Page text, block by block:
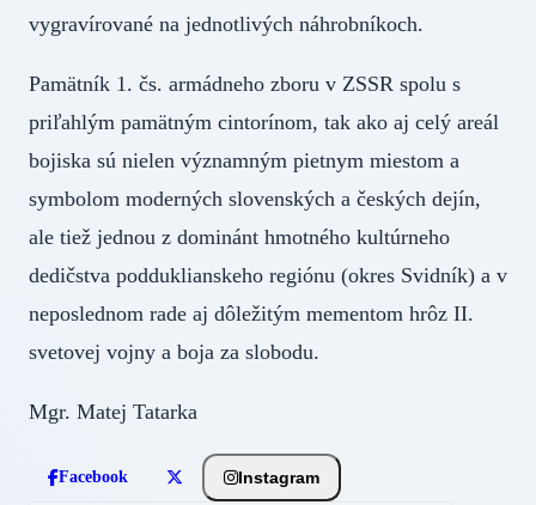
vygravírované na jednotlivých náhrobníkoch.
Pamätník 1. čs. armádneho zboru v ZSSR spolu s
priľahlým pamätným cintorínom, tak ako aj celý areál
bojiska sú nielen významným pietnym miestom a
symbolom moderných slovenských a českých dejín,
ale tiež jednou z dominánt hmotného kultúrneho
dedičstva podduklianskeho regiónu (okres Svidník) a v
neposlednom rade aj dôležitým mementom hrôz II.
svetovej vojny a boja za slobodu.
Mgr. Matej Tatarka
Facebook Instagram